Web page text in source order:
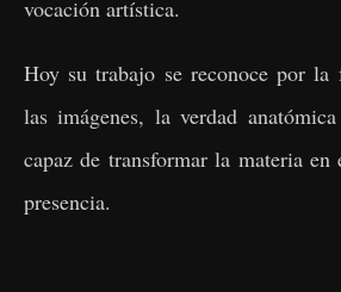
vocación artística.
Hoy su trabajo se reconoce por la
las imágenes, la verdad
capaz de transformar la materia
presencia.